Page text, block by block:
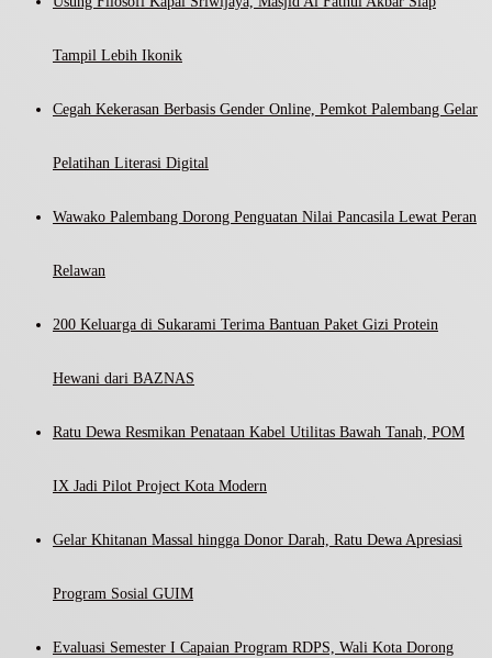
Tampil Lebih Ikonik
Cegah Kekerasan Berbasis Gender Online, Pemkot Palembang Gelar
Pelatihan Literasi Digital
Wawako Palembang Dorong Penguatan Nilai Pancasila Lewat Peran
Relawan
200 Keluarga di Sukarami Terima Bantuan Paket Gizi Protein
Hewani dari BAZNAS
Ratu Dewa Resmikan Penataan Kabel Utilitas Bawah Tanah, POM
IX Jadi Pilot Project Kota Modern
Gelar Khitanan Massal hingga Donor Darah, Ratu Dewa Apresiasi
Program Sosial GUIM
Evaluasi Semester I Capaian Program RDPS, Wali Kota Dorong